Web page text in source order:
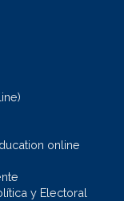
online
y Electoral